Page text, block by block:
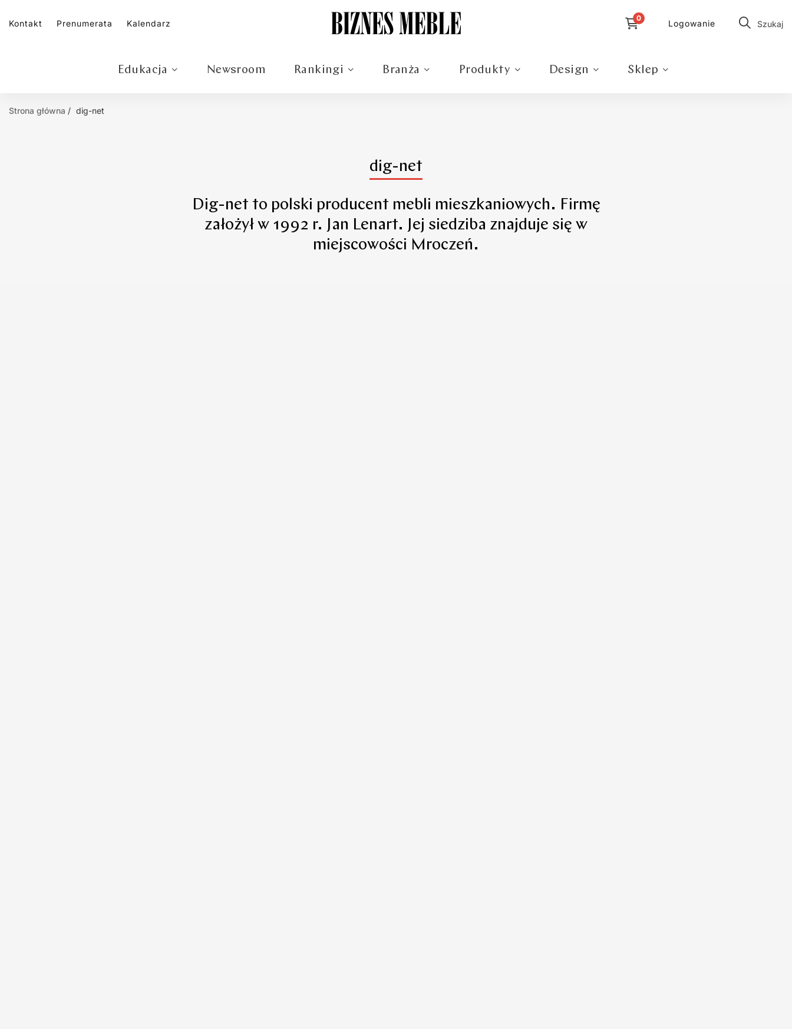
Kontakt Prenumerata Kalendarz Logowanie Szukaj
Edukacja Newsroom Rankingi Branża Produkty Design Sklep
Strona główna dig-net
dig-net
Dig-net to polski producent mebli mieszkaniowych. Firmę
założył w 1992 r. Jan Lenart. Jej siedziba znajduje się w
miejscowości Mroczeń.